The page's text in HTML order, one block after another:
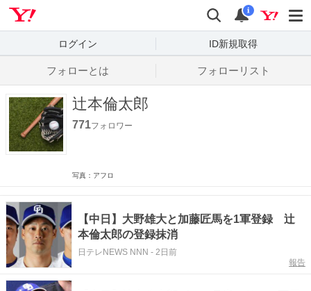
検索
通知
i
ログイン ID新規取得
フォローとは フォローリスト
辻本倫太郎
771フォロワー
写真：アフロ
【中日】大野雄大と加藤匠馬を1軍登録 辻
本倫太郎の登録抹消
日テレNEWS NNN - 2日前
報告